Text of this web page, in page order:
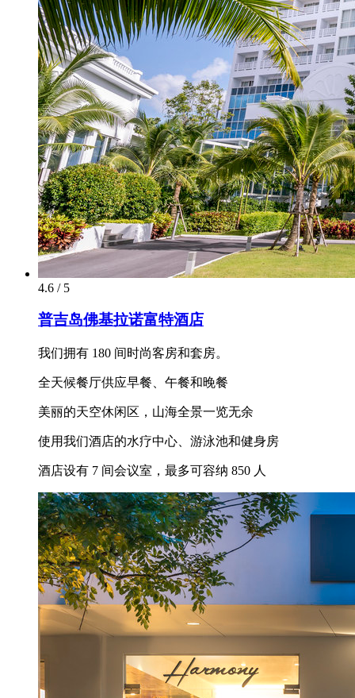
4.6 / 5
普吉岛佛基拉诺富特酒店
我们拥有 180 间时尚客房和套房。
全天候餐厅供应早餐、午餐和晚餐
美丽的天空休闲区，山海全景一览无余
使用我们酒店的水疗中心、游泳池和健身房
酒店设有 7 间会议室，最多可容纳 850 人